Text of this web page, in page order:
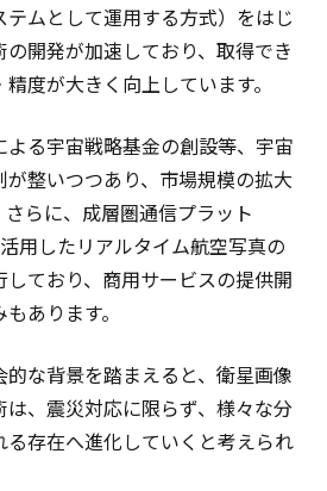
テムとして運用する方式）をはじ
開発が加速しており、取得でき
度が大きく向上しています。
よる宇宙戦略基金の創設等、宇宙
整いつつあり、市場規模の拡大
らに、成層圏通信プラット
用したリアルタイム航空写真の
ており、商用サービスの提供開
あります。
な背景を踏まえると、衛星画像
、震災対応に限らず、様々な分
存在へ進化していくと考えられ